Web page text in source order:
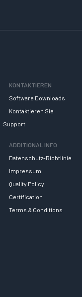
KONTAKTIEREN
Software Downloads
Kontaktieren Sie
Support
ADDITIONAL INFO
Datenschutz-Richtlinie
Impressum
Quality Policy
Certification
Terms & Conditions